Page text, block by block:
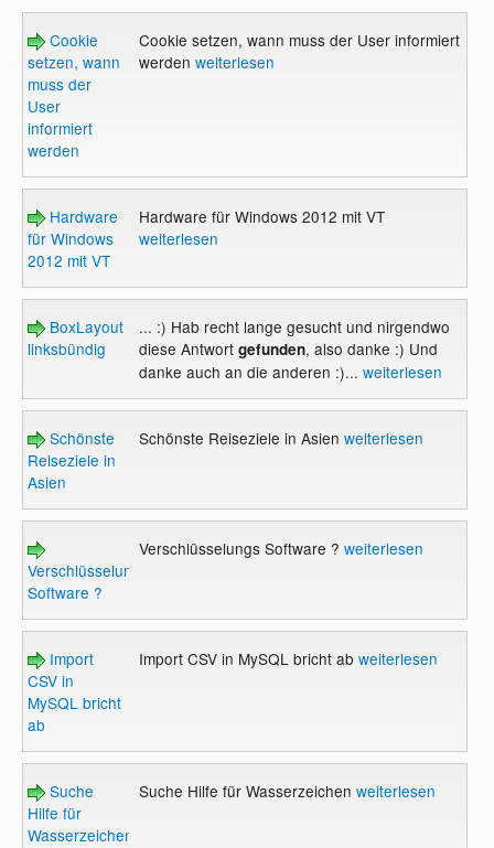
Cookie
setzen, wann
muss der
User
informiert
werden
Cookie setzen, wann muss der User informiert
werden weiterlesen
Hardware
für Windows
2012 mit VT
Hardware für Windows 2012 mit VT
weiterlesen
BoxLayout
linksbündig
... :) Hab recht lange gesucht und nirgendwo
diese Antwortgefunden, also danke :) Und
danke auch an die anderen :)... weiterlesen
Schönste
Reiseziele in
Asien
Schönste Reiseziele in Asien weiterlesen
Verschlüsselungs
Software ?
Verschlüsselungs Software ? weiterlesen
Import
CSV in
MySQL bricht
ab
Import CSV in MySQL bricht ab weiterlesen
Suche
Hilfe für
Wasserzeichen
Suche Hilfe für Wasserzeichen weiterlesen